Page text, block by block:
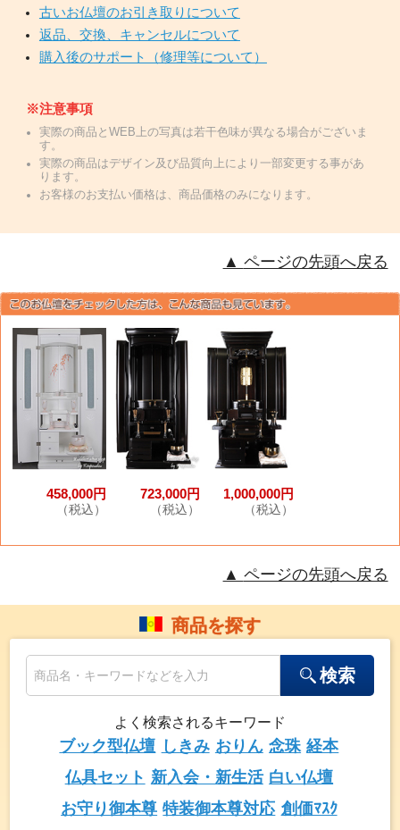
古いお仏壇のお引き取りについて
返品、交換、キャンセルについて
購入後のサポート（修理等について）
※注意事項
実際の商品とWEB上の写真は若干色味が異なる場合がございま
す。
実際の商品はデザイン及び品質向上により一部変更する事があ
ります。
お客様のお支払い価格は、商品価格のみになります。
ページの先頭へ戻る
458,000円
（税込）
723,000円
（税込）
1,000,000円
（税込）
ページの先頭へ戻る
商品を探す
検索
よく検索されるキーワード
ブック型仏壇 しきみ おりん 念珠 経本
仏具セット 新入会・新生活 白い仏壇
お守り御本尊 特装御本尊対応 創価ﾏｽｸ